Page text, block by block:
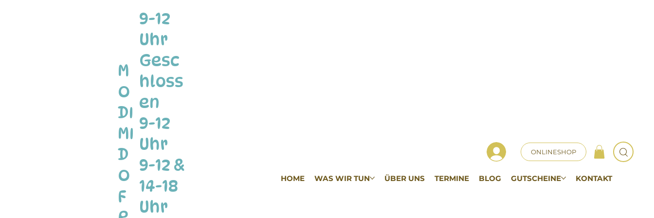
M
O
DI
MI
D
O
F
9-12
Uhr
Gesc
hloss
en
9-12
Uhr
9-12 &
14-18
Uhr
ONLINESHOP
HOME WAS WIR TUN ÜBER UNS TERMINE BLOG GUTSCHEINE KONTAKT